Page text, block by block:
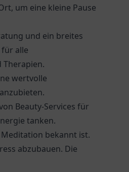
um eine kleine Pause
und ein breites
alle
wertvolle
Beauty-Services für
tanken.
bekannt ist.
abzubauen. Die